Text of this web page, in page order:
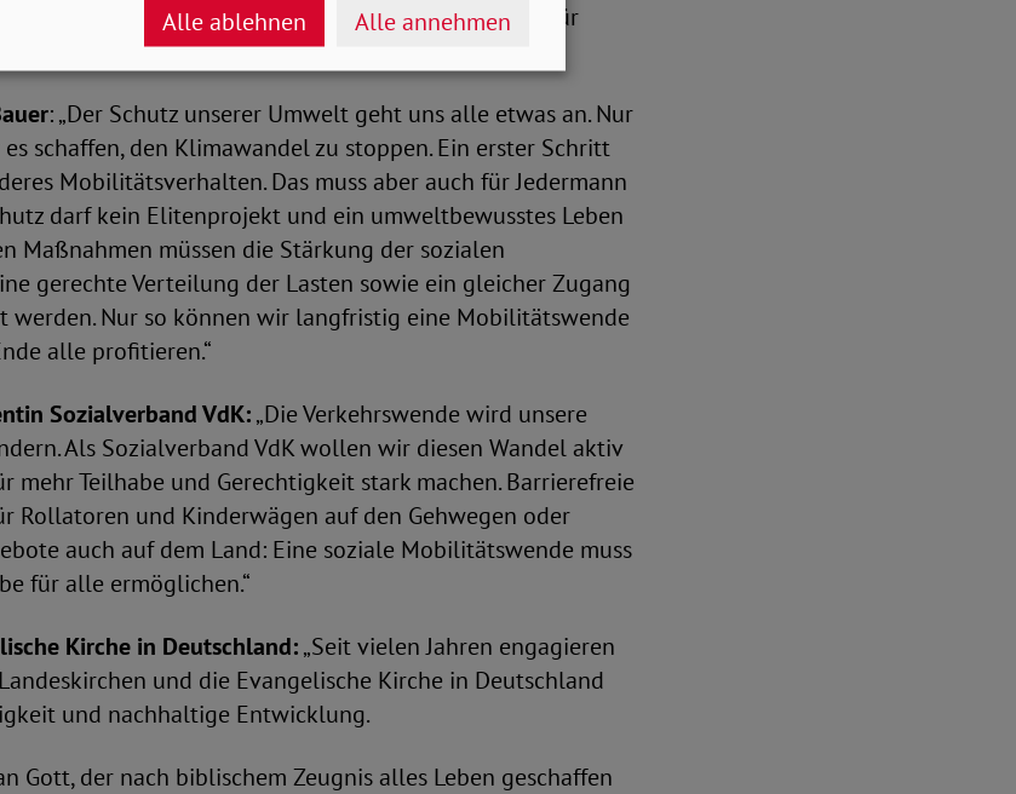
Mobilitätswende hat heute den Grundstein dafür
: „Der Schutz unserer Umwelt geht uns alle etwas an. Nur
schaffen, den Klimawandel zu stoppen. Ein erster Schritt
Mobilitätsverhalten. Das muss aber auch für Jedermann
darf kein Elitenprojekt und ein umweltbewusstes Leben
Maßnahmen müssen die Stärkung der sozialen
gerechte Verteilung der Lasten sowie ein gleicher Zugang
Nur so können wir langfristig eine Mobilitätswende
alle profitieren.“
Sozialverband VdK:„Die Verkehrswende wird unsere
Als Sozialverband VdK wollen wir diesen Wandel aktiv
mehr Teilhabe und Gerechtigkeit stark machen. Barrierefreie
Rollatoren und Kinderwägen auf den Gehwegen oder
auch auf dem Land: Eine soziale Mobilitätswende muss
für alle ermöglichen.“
Kirche in Deutschland:„Seit vielen Jahren engagieren
und die Evangelische Kirche in Deutschland
und nachhaltige Entwicklung.
Gott, der nach biblischem Zeugnis alles Leben geschaffen
Alle ablehnen Alle annehmen